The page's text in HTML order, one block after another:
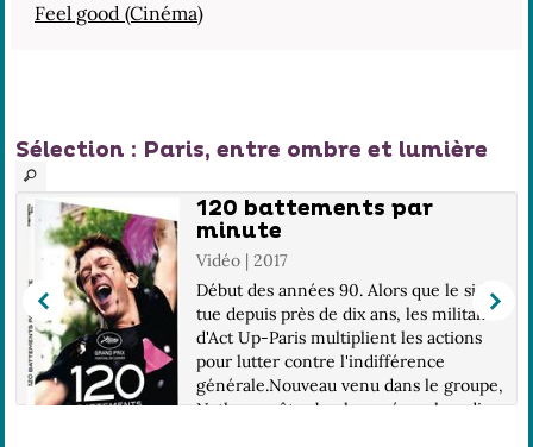
Feel good (Cinéma)
Sélection : Paris, entre ombre et lumière
120 battements par
minute
Vidéo | 2017
Début des années 90. Alors que le sida
tue depuis près de dix ans, les militants
d'Act Up-Paris multiplient les actions
pour lutter contre l'indifférence
générale.Nouveau venu dans le groupe,
Nathan va être bouleversé par la radic...